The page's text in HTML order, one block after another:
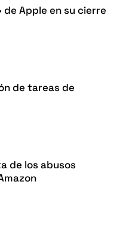
Apple en su cierre
de tareas de
de los abusos